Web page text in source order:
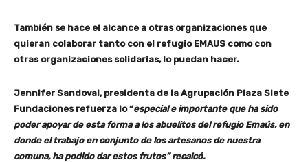
También se hace el alcance a otras organizaciones que
quieran colaborar tanto con el refugio EMAUS como con
otras organizaciones solidarias, lo puedan hacer.
Jennifer Sandoval, presidenta de la Agrupación Plaza Siete
Fundaciones refuerza lo “especial e importante que ha sido
poder apoyar de esta forma a los abuelitos del refugio Emaús, en
donde el trabajo en conjunto de los artesanos de nuestra
comuna, ha podido dar estos frutos” recalcó.